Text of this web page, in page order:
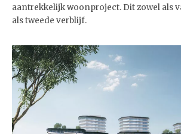
aantrekkelijk woonproject. Dit zowel als
als tweede verblijf.